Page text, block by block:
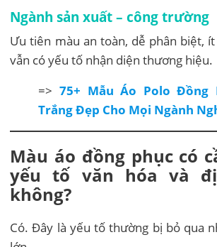
Ngành sản xuất – công trường
Ưu tiên màu an toàn, dễ phân biệt,
vẫn có yếu tố nhận diện thương hiệu.
=> 75+ Mẫu Áo Polo Đồng
Trắng Đẹp Cho Mọi Ngành
Màu áo đồng phục có
yếu tố văn hóa và
không?
Có. Đây là yếu tố thường bị bỏ qua